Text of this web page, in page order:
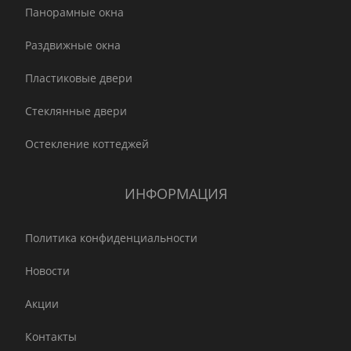
Панорамные окна
Раздвижные окна
Пластиковые двери
Стеклянные двери
Остекление коттеджей
ИНФОРМАЦИЯ
Политика конфиденциальности
Новости
Акции
Контакты